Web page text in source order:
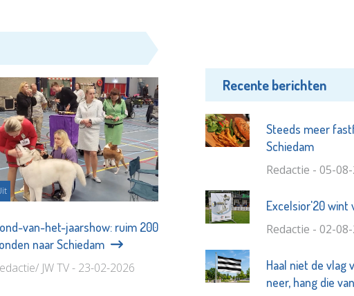
van-het-jaarshow: ruim 200
naar Schiedam
JW TV - 23-02-2026
Recente berichten
Steeds meer
Schiedam
Redactie - 05-
Excelsior'20 wint
Redactie - 02-
Haal niet de vlag
neer, hang die